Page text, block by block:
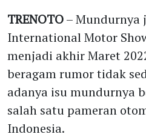
TRENOTO– Mundurnya
International Motor
menjadi akhir Maret
beragam rumor tidak
adanya isu mundurnya
salah satu pameran
Indonesia.